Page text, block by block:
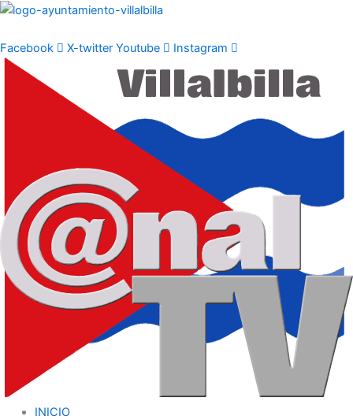
Ir
contenido
Facebook X-twitter Youtube Instagram
INICIO